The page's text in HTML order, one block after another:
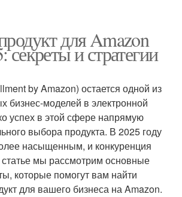
для Amazon
секреты и стратегии
by Amazon) остается одной из
бизнес-моделей в электронной
успех в этой сфере напрямую
выбора продукта. В 2025 году
насыщенным, и конкуренция
статье мы рассмотрим основные
которые помогут вам найти
для вашего бизнеса на Amazon.